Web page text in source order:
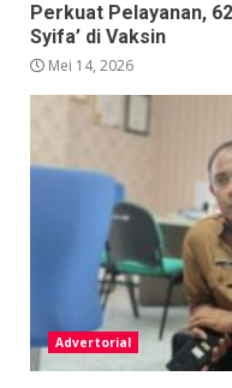
Perkuat Pelayanan,
Syifa’ di Vaksin
Mei 14, 2026
Advertorial